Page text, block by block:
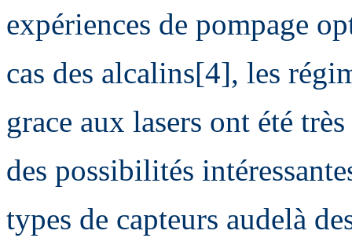
expériences de pompage
cas des alcalins[4], les
grace aux lasers ont été
des possibilités
types de capteurs audelà